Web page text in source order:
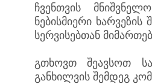
ჩვენთვის
ნებისმიერი
სერვისებთან
გთხოვთ შეავსოთ
განხილვის შემდეგ